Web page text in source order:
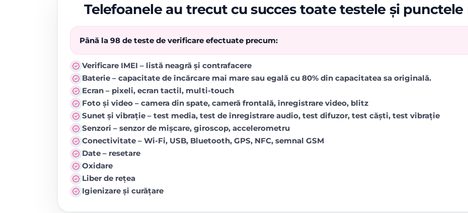
Telefoanele au trecut cu succes toate testele și
Până la 98 de teste de verificare efectuate precum:
Verificare IMEI – listă neagră și contrafacere
Baterie – capacitate de încărcare mai mare sau egală cu 80% din capacitatea sa originală.
Ecran – pixeli, ecran tactil, multi-touch
Foto și video – camera din spate, cameră frontală, înregistrare video, blitz
Sunet și vibrație – test media, test de înregistrare audio, test difuzor, test căști, test vibrație
Senzori – senzor de mișcare, giroscop, accelerometru
Conectivitate – Wi-Fi, USB, Bluetooth, GPS, NFC, semnal GSM
Date – resetare
Oxidare
Liber de rețea
Igienizare și curățare